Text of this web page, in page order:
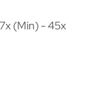
(Min) - 45x